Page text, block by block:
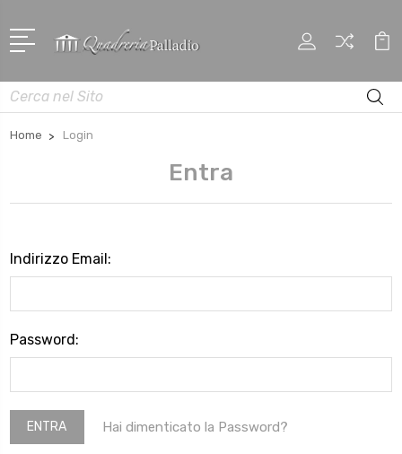
Cerca
Home Login
Entra
Indirizzo Email:
Password:
Hai dimenticato la Password?